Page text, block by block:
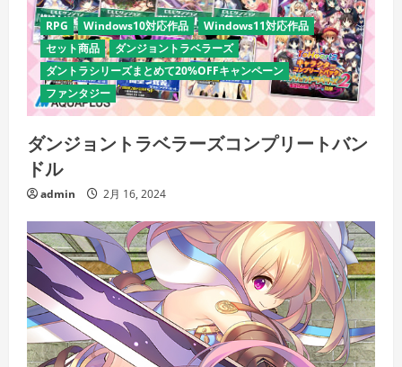
RPG Windows10対応作品
Windows11対応作品
セット商品
ダンジョントラベラーズ
ダントラシリーズまとめて20%OFFキャンペーン
ファンタジー
ダンジョントラベラーズコンプリートバン
ドル
admin 2月 16, 2024